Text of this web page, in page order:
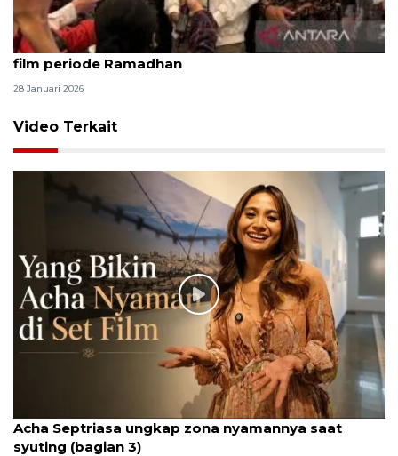
LSF ungkap tak ada batasan khusus pemutaran
film periode Ramadhan
28 Januari 2026
Video Terkait
Acha Septriasa ungkap zona nyamannya saat
syuting (bagian 3)